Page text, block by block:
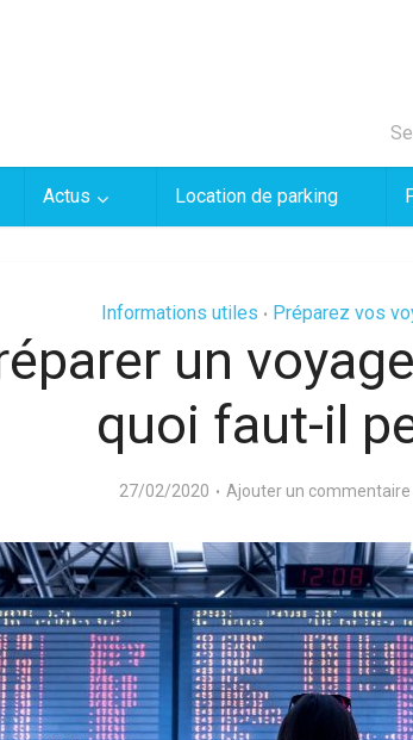
Actus Location de parking
Informations utiles • Préparez vos
un
quoi faut-il
27/02/2020 Ajouter un commentaire